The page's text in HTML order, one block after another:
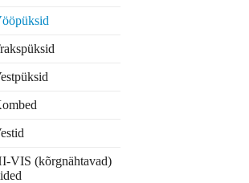
VIS (kõrgnähtavad)